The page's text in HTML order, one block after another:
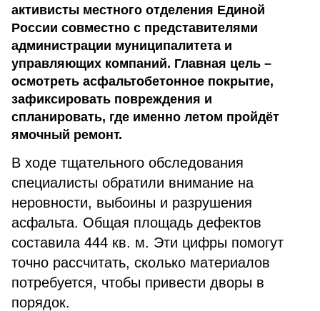
активисты местного отделения Единой
России совместно с представителями
администрации муниципалитета и
управляющих компаний. Главная цель –
осмотреть асфальтобетонное покрытие,
зафиксировать повреждения и
спланировать, где именно летом пройдёт
ямочный ремонт.
В ходе тщательного обследования
специалисты обратили внимание на
неровности, выбоины и разрушения
асфальта. Общая площадь дефектов
составила 444 кв. м. Эти цифры помогут
точно рассчитать, сколько материалов
потребуется, чтобы привести дворы в
порядок.